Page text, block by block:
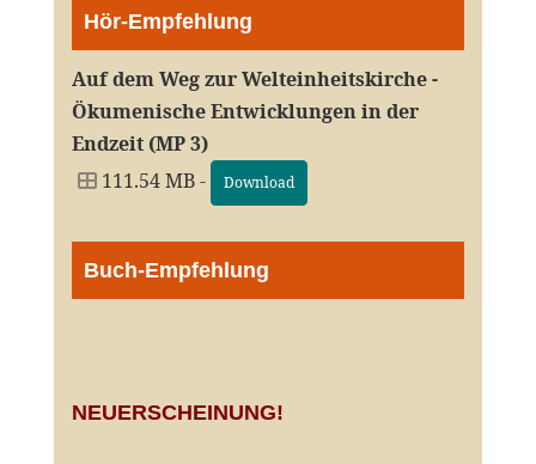
Hör-Empfehlung
Auf dem Weg zur Welteinheitskirche -
Ökumenische Entwicklungen in der
Endzeit (MP 3)
111.54 MB -
Download
Buch-Empfehlung
NEUERSCHEINUNG!